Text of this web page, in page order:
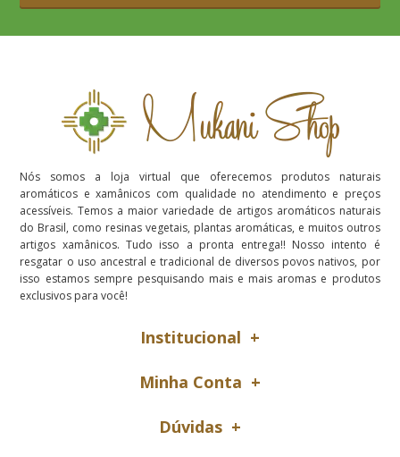
Nós somos a loja virtual que oferecemos produtos naturais
aromáticos e xamânicos com qualidade no atendimento e preços
acessíveis. Temos a maior variedade de artigos aromáticos naturais
do Brasil, como resinas vegetais, plantas aromáticas, e muitos outros
artigos xamânicos. Tudo isso a pronta entrega!! Nosso intento é
resgatar o uso ancestral e tradicional de diversos povos nativos, por
isso estamos sempre pesquisando mais e mais aromas e produtos
exclusivos para você!
Institucional
Minha Conta
Dúvidas